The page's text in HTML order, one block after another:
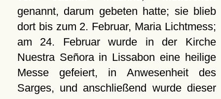
genannt, darum gebeten hatte; sie blieb
dort bis zum 2. Februar, Maria Lichtmess;
am 24. Februar wurde in der Kirche
Nuestra Señora in Lissabon eine heilige
Messe gefeiert, in Anwesenheit des
Sarges, und anschließend wurde dieser